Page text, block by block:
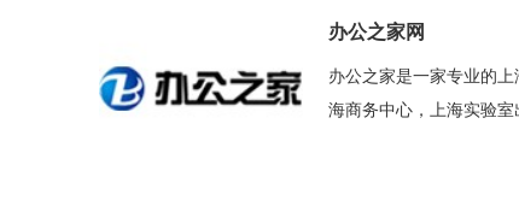
办公之家网
办公之家是一家专业的
海商务中心，上海实验室